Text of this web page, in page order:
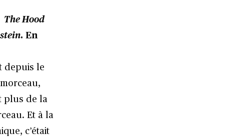
The Hood
. En
depuis le
plus de la
Et à la
c’était